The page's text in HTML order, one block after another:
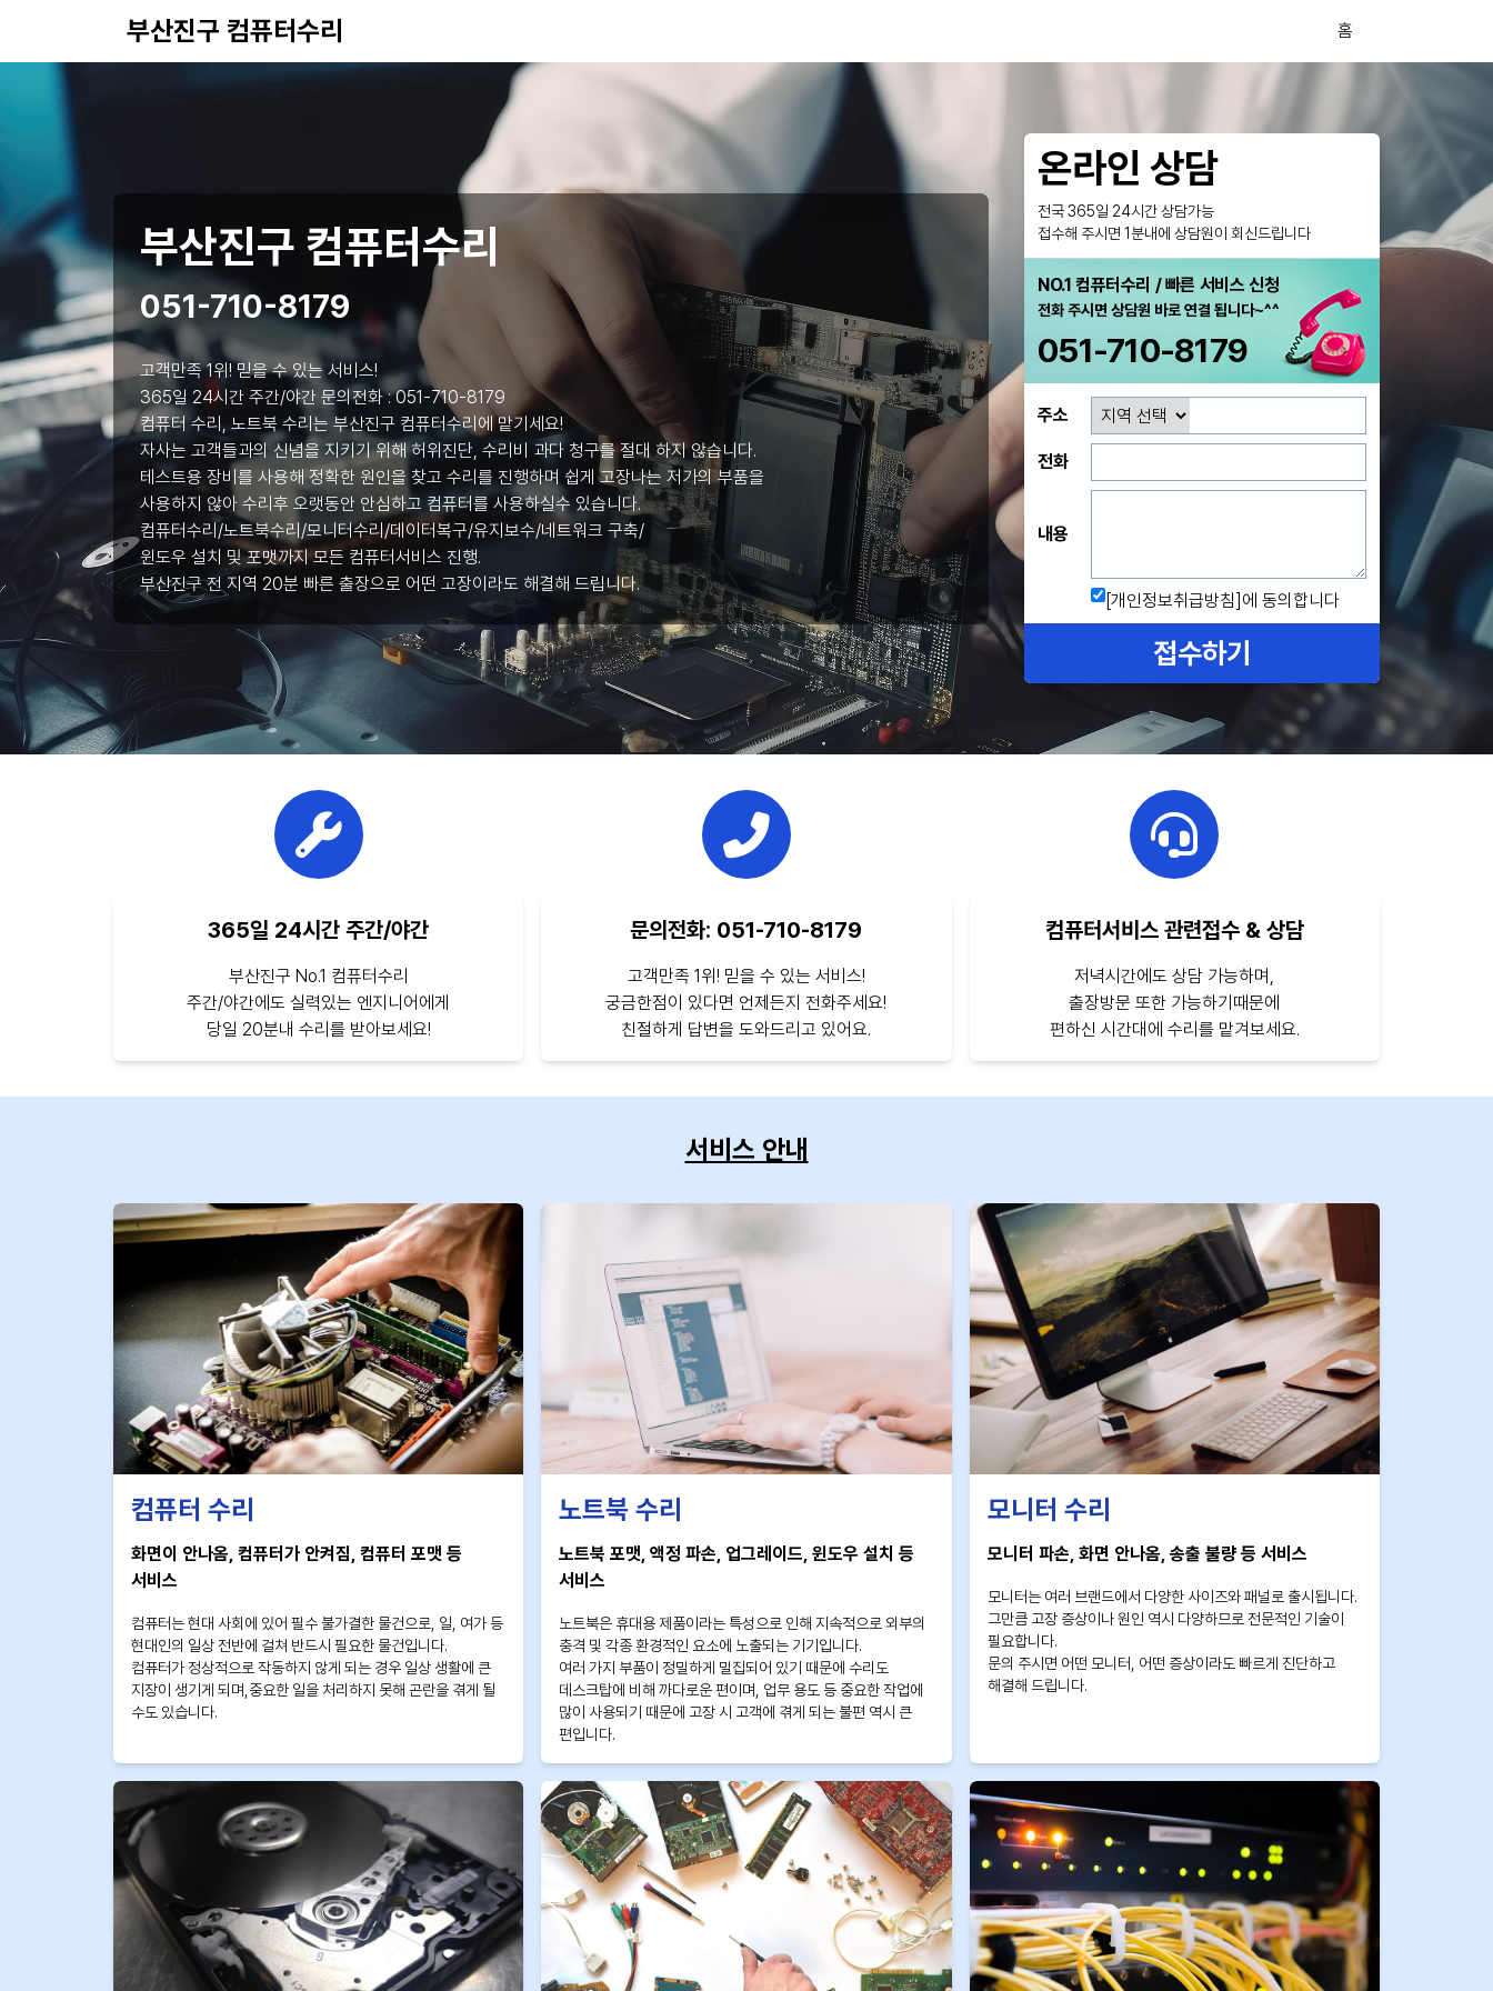
부산진구 컴퓨터수리 홈
부산진구 컴퓨터수리
051-710-8179
고객만족 1위! 믿을 수 있는 서비스!
365일 24시간 주간/야간 문의전화 :051-710-8179
컴퓨터 수리, 노트북 수리는 부산진구 컴퓨터수리에 맡기세요!
자사는 고객들과의 신념을 지키기 위해 허위진단, 수리비 과다 청구를 절대 하지 않습니다.
테스트용 장비를 사용해 정확한 원인을 찾고 수리를 진행하며 쉽게 고장나는 저가의 부품을
사용하지 않아 수리후 오랫동안 안심하고 컴퓨터를 사용하실수 있습니다.
컴퓨터수리/노트북수리/모니터수리/데이터복구/유지보수/네트워크 구축/
윈도우 설치 및 포맷까지 모든 컴퓨터서비스 진행.
부산진구 전 지역 20분 빠른 출장으로 어떤 고장이라도 해결해 드립니다.
온라인 상담
전국 365일 24시간 상담가능
접수해 주시면 1분내에 상담원이 회신드립니다
NO.1 컴퓨터수리 / 빠른 서비스 신청
전화 주시면 상담원 바로 연결 됩니다~^^
051-710-8179
주소
전화
내용
[개인정보취급방침] 에 동의합니다
접수하기
365일 24시간 주간/야간
부산진구 No.1 컴퓨터수리
주간/야간에도 실력있는 엔지니어에게
당일 20분내 수리를 받아보세요!
문의전화: 051-710-8179
고객만족 1위! 믿을 수 있는 서비스!
궁금한점이 있다면 언제든지 전화주세요!
친절하게 답변을 도와드리고 있어요.
컴퓨터서비스 관련접수 & 상담
저녁시간에도 상담 가능하며,
출장방문 또한 가능하기때문에
편하신 시간대에 수리를 맡겨보세요.
서비스 안내
컴퓨터 수리
화면이 안나옴, 컴퓨터가 안켜짐, 컴퓨터 포맷 등
서비스
컴퓨터는 현대 사회에 있어 필수 불가결한 물건으로, 일, 여가 등
현대인의 일상 전반에 걸쳐 반드시 필요한 물건입니다.
컴퓨터가 정상적으로 작동하지 않게 되는 경우 일상 생활에 큰
지장이 생기게 되며,중요한 일을 처리하지 못해 곤란을 겪게 될
수도 있습니다.
노트북 수리
노트북 포맷, 액정 파손, 업그레이드, 윈도우 설치 등
서비스
노트북은 휴대용 제품이라는 특성으로 인해 지속적으로 외부의
충격 및 각종 환경적인 요소에 노출되는 기기입니다.
여러 가지 부품이 정밀하게 밀집되어 있기 때문에 수리도
데스크탑에 비해 까다로운 편이며, 업무 용도 등 중요한 작업에
많이 사용되기 때문에 고장 시 고객에 겪게 되는 불편 역시 큰
편입니다.
모니터 수리
모니터 파손, 화면 안나옴, 송출 불량 등 서비스
모니터는 여러 브랜드에서 다양한 사이즈와 패널로 출시됩니다.
그만큼 고장 증상이나 원인 역시 다양하므로 전문적인 기술이
필요합니다.
문의 주시면 어떤 모니터, 어떤 증상이라도 빠르게 진단하고
해결해 드립니다.